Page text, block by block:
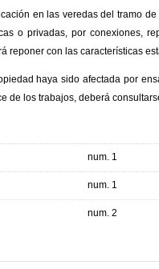
en las veredas del tramo
o privadas, por conexiones,
reponer con las características
haya sido afectada por
de los trabajos, deberá
num. 1
num. 1
num. 2